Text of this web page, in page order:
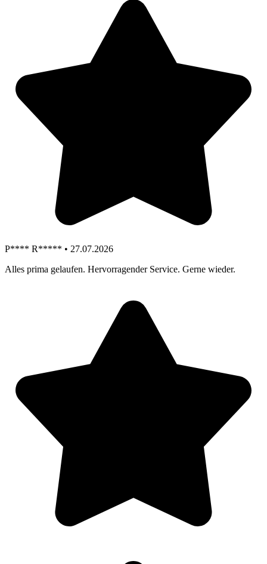
P**** R***** • 27.07.2026
Alles prima gelaufen. Hervorragender Service. Gerne wieder.